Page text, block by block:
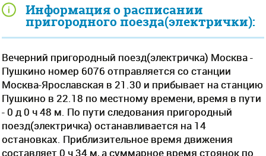
Информация о расписании
пригородного поезда(электрички):
Вечерний пригородный поезд(электричка) Москва -
Пушкино номер 6076 отправляется со станции
Москва-Ярославская в 21.30 и прибывает на станцию
Пушкино в 22.18 по местному времени, время в пути
- 0 д 0 ч 48 м. По пути следования пригородный
поезд(электричка) останавливается на 14
остановках. Приблизительное время движения
составляет 0 ч 34 м, а суммарное время стоянок по